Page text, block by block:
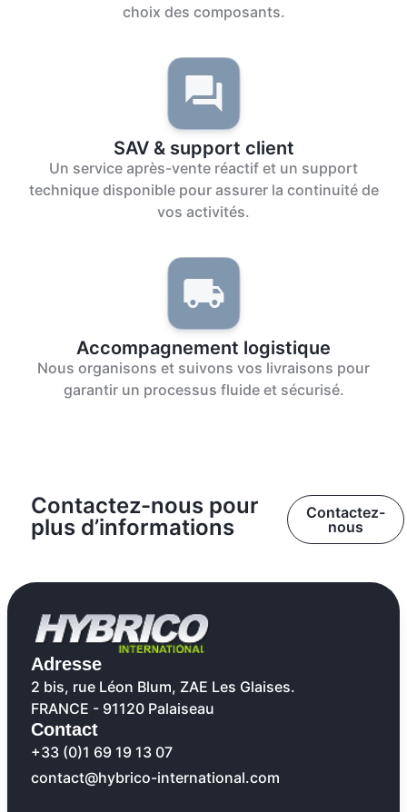
choix des composants.
SAV & support client
Un service après-vente réactif et un support
technique disponible pour assurer la continuité de
vos activités.
Accompagnement logistique
Nous organisons et suivons vos livraisons pour
garantir un processus fluide et sécurisé.
Contactez-nous pour
plus d’informations
Contactez-
nous
Adresse
2 bis, rue Léon Blum, ZAE Les Glaises.
FRANCE - 91120 Palaiseau
Contact
+33 (0)1 69 19 13 07
contact@hybrico-international.com